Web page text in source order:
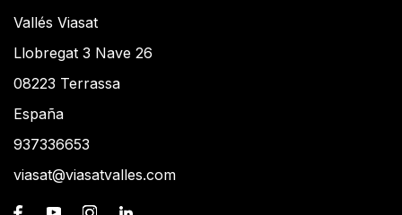
Vallés Viasat
Llobregat 3 Nave 26
08223 Terrassa
España
937336653
viasat@viasatvalles.com